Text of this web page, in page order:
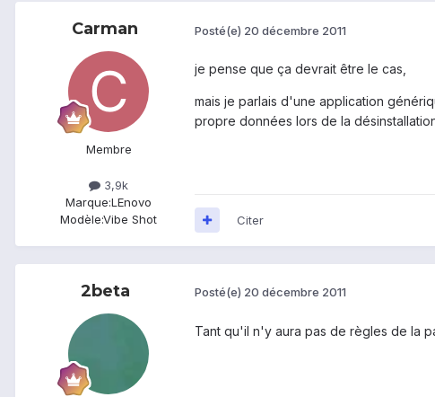
Carman
Membre
3,9k
Marque:LEnovo
Modèle:Vibe Shot
Posté(e) 20 décembre 2011
je pense que ça devrait être le cas,
mais je parlais d'une application
propre données lors de la
Citer
2beta Posté(e) 20 décembre 2011
Tant qu'il n'y aura pas de règles de la